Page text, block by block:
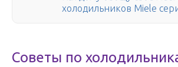
холодильников Miele
Советы по